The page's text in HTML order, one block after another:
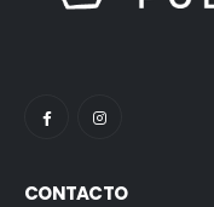
CONTACTO